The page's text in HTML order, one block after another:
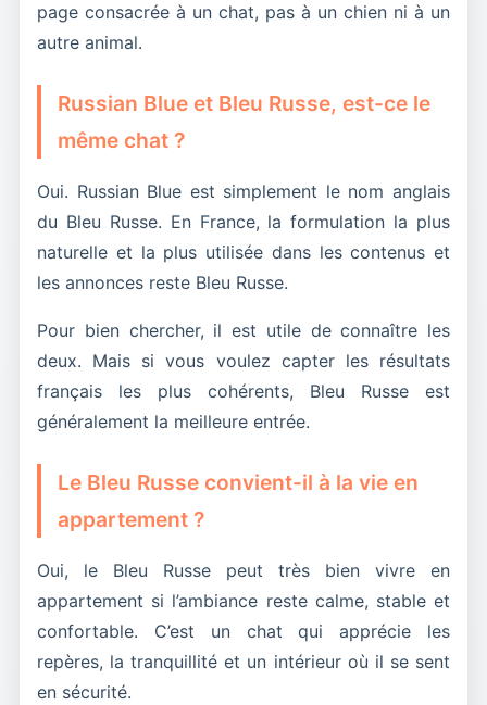
page consacrée à un chat, pas à un chien ni à un
autre animal.
Russian Blue et Bleu Russe, est-ce le
même chat ?
Oui. Russian Blue est simplement le nom anglais
du Bleu Russe. En France, la formulation la plus
naturelle et la plus utilisée dans les contenus et
les annonces reste Bleu Russe.
Pour bien chercher, il est utile de connaître les
deux. Mais si vous voulez capter les résultats
français les plus cohérents, Bleu Russe est
généralement la meilleure entrée.
Le Bleu Russe convient-il à la vie en
appartement ?
Oui, le Bleu Russe peut très bien vivre en
appartement si l’ambiance reste calme, stable et
confortable. C’est un chat qui apprécie les
repères, la tranquillité et un intérieur où il se sent
en sécurité.